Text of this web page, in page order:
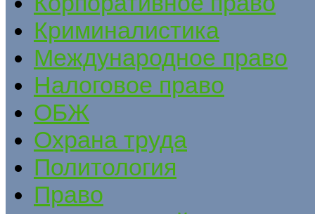
Криминалистика
Международное право
Налоговое право
ОБЖ
Охрана труда
Политология
Право